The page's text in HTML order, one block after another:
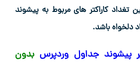
تغداد کاراکتر های مربوط به پیشوند
دلخواه باشد.
پیشوند جداول وردپرس بدون